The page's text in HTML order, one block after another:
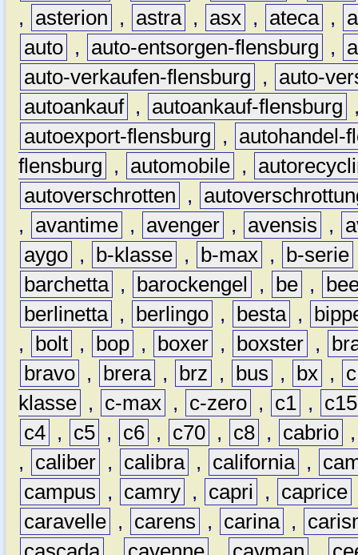
,
asterion , astra , asx , ateca ,
auto , auto-entsorgen-flensburg ,
auto-verkaufen-flensburg
,
auto-
autoankauf , autoankauf-flensburg
autoexport-flensburg
,
autohandel-
flensburg
, automobile ,
autoverschrotten
,
,
avantime , avenger , avensis ,
aygo , b-klasse , b-max , b-serie
barchetta , barockengel , be ,
berlinetta , berlingo , besta ,
,
bolt , bop , boxer , boxster ,
bravo , brera , brz , bus , bx ,
c
klasse , c-max , c-zero , c1 ,
c15
c4 , c5 , c6 , c70 , c8 , cabrio
,
caliber , calibra , california ,
campus
, camry , capri , caprice
caravelle , carens , carina ,